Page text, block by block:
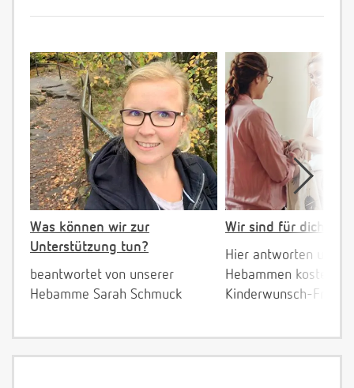
Was können wir zur
Unterstützung tun?
beantwortet von unserer
Hebamme Sarah Schmuck
Wir sind für dich da!
Hier antworten
Hebammen
Kinderwunsch-Fragen